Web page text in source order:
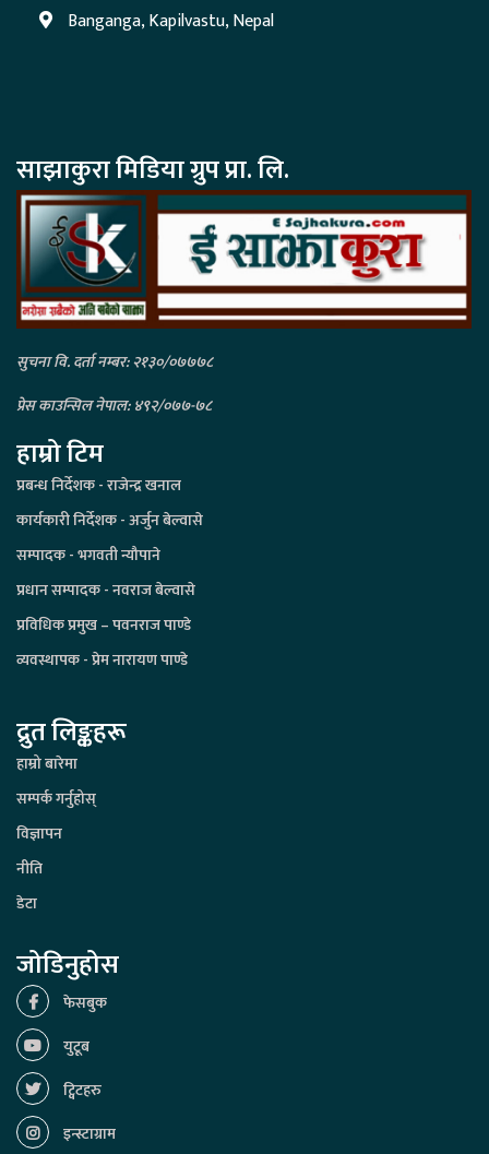
Banganga, Kapilvastu, Nepal
साझाकुरा मिडिया ग्रुप प्रा. लि.
सुचना वि. दर्ता नम्बर: २१३०/०७७७८
प्रेस काउन्सिल नेपाल: ४९२/०७७-७८
हाम्रो टिम
प्रबन्ध निर्देशक - राजेन्द्र खनाल
कार्यकारी निर्देशक - अर्जुन बेल्वासे
सम्पादक - भगवती न्यौपाने
प्रधान सम्पादक - नवराज बेल्वासे
प्रविधिक प्रमुख – पवनराज पाण्डे
व्यवस्थापक - प्रेम नारायण पाण्डे
द्रुत लिङ्कहरू
हाम्रो बारेमा
सम्पर्क गर्नुहोस्
विज्ञापन
नीति
डेटा
जोडिनुहोस
फेसबुक
युटूब
ट्विटहरु
इन्स्टाग्राम